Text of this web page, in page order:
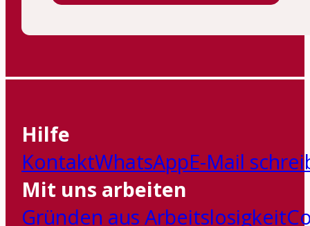
Hilfe
KontaktWhatsAppE-Mail
Mit uns arbeiten
Gründen aus Arbeitslosigkeit